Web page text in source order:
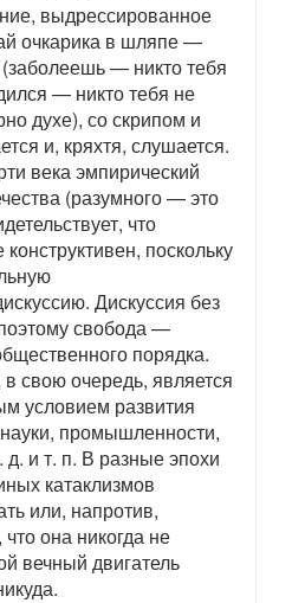
выдрессированное
очкарика в шляпе —
— никто тебя
— никто тебя не
духе), со скрипом и
и, кряхтя, слушается.
века эмпирический
(разумного — это
что
поскольку
Дискуссия без
свобода —
порядка.
свою очередь, является
условием развития
промышленности,
и т. п. В разные эпохи
катаклизмов
или, напротив,
она никогда не
вечный двигатель